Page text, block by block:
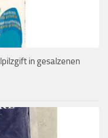
in gesalzenen